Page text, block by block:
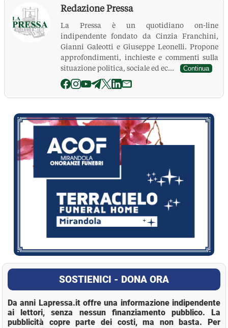
Redazione Pressa
La Pressa è un quotidiano on-line
indipendente fondato da Cinzia Franchini,
Gianni Galeotti e Giuseppe Leonelli. Propone
approfondimenti, inchieste e commenti sulla
situazione politica, sociale ed ec...
Continua
La Pressa
SOSTIENICI - DONA ORA
Da anni Lapressa.it offre una informazione indipendente
ai lettori, senza nessun finanziamento pubblico. La
pubblicità copre parte dei costi, ma non basta. Per